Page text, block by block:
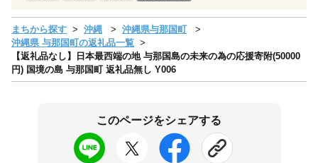
まちから探す 沖縄
沖縄県与那国町
沖縄県 与那国町の返礼品一覧
【返礼品なし】日本最西端の地 与那国島の未来の為の応援寄附(50000
円) 国境の島 与那国町 返礼品無し Y006
このページをシェアする